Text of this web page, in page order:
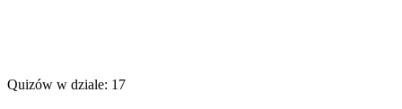
Quizów w dziale: 17